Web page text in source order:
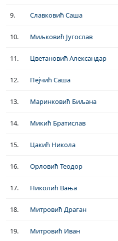
9. Славковић Саша
10. Миљковић Југослав
11. Цветановић Александар
12. Пејчић Саша
13. Маринковић Биљана
14. Микић Братислав
15. Цакић Никола
16. Орловић Теодор
17. Николић Вања
18. Митровић Драган
19. Митровић Иван